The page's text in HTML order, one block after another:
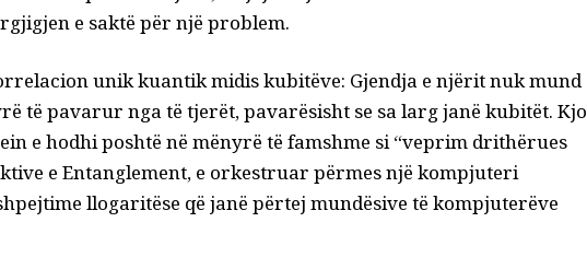
e saktë për një problem.
unik kuantik midis kubitëve: Gjendja e njërit nuk mund
të pavarur nga të tjerët, pavarësisht se sa larg janë kubitët. Kjo
e hodhi poshtë në mënyrë të famshme si “veprim drithërues
e Entanglement, e orkestruar përmes një kompjuteri
llogaritëse që janë përtej mundësive të kompjuterëve